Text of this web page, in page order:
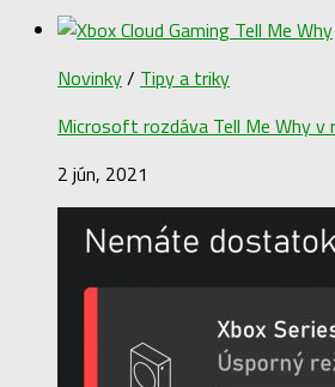
Novinky/ Tipy a triky
Microsoft rozdáva Tell Me Why v
2 jún, 2021